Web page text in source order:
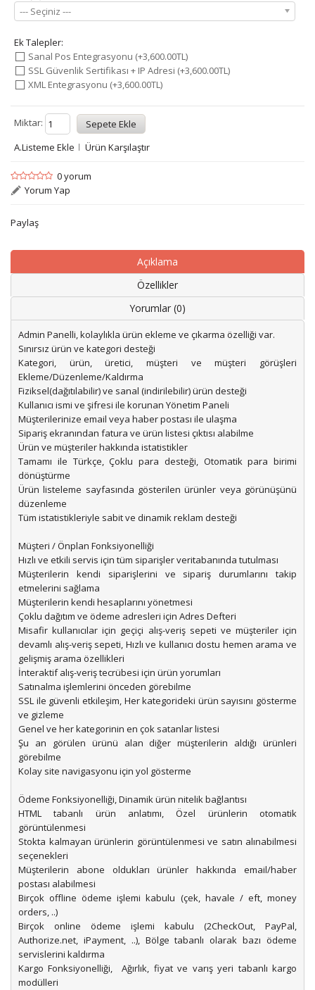
--- Seçiniz ---
Ek Talepler:
Sanal Pos Entegrasyonu (+3,600.00TL)
SSL Güvenlik Sertifikası + IP Adresi (+3,600.00TL)
XML Entegrasyonu (+3,600.00TL)
Miktar:
A.Listeme Ekle
Ürün Karşılaştır
0 yorum
Yorum Yap
Paylaş
Açıklama
Özellikler
Yorumlar (0)
Admin Panelli, kolaylıkla ürün ekleme ve çıkarma özelliği var.
Sınırsız ürün ve kategori desteği
Kategori, ürün, üretici, müşteri ve müşteri görüşleri
Ekleme/Düzenleme/Kaldırma
Fiziksel(dağıtılabilir) ve sanal (indirilebilir) ürün desteği
Kullanıcı ismi ve şifresi ile korunan Yönetim Paneli
Müşterilerinize email veya haber postası ile ulaşma
Sipariş ekranından fatura ve ürün listesi çıktısı alabilme
Ürün ve müşteriler hakkında istatistikler
Tamamı ile Türkçe, Çoklu para desteği, Otomatik para birimi
dönüştürme
Ürün listeleme sayfasında gösterilen ürünler veya görünüşünü
düzenleme
Tüm istatistikleriyle sabit ve dinamik reklam desteği
Müşteri / Önplan Fonksiyonelliği
Hızlı ve etkili servis için tüm siparişler veritabanında tutulması
Müşterilerin kendi siparişlerini ve sipariş durumlarını takip
etmelerini sağlama
Müşterilerin kendi hesaplarını yönetmesi
Çoklu dağıtım ve ödeme adresleri için Adres Defteri
Misafir kullanıcılar için geçiçi alış-veriş sepeti ve müşteriler için
devamlı alış-veriş sepeti, Hızlı ve kullanıcı dostu hemen arama ve
gelişmiş arama özellikleri
İnteraktif alış-veriş tecrübesi için ürün yorumları
Satınalma işlemlerini önceden görebilme
SSL ile güvenli etkileşim, Her kategorideki ürün sayısını gösterme
ve gizleme
Genel ve her kategorinin en çok satanlar listesi
Şu an görülen ürünü alan diğer müşterilerin aldığı ürünleri
görebilme
Kolay site navigasyonu için yol gösterme
Ödeme Fonksiyonelliği, Dinamik ürün nitelik bağlantısı
HTML tabanlı ürün anlatımı, Özel ürünlerin otomatik
görüntülenmesi
Stokta kalmayan ürünlerin görüntülenmesi ve satın alınabilmesi
seçenekleri
Müşterilerin abone oldukları ürünler hakkında email/haber
postası alabilmesi
Birçok offline ödeme işlemi kabulu (çek, havale / eft, money
orders, ..)
Birçok online ödeme işlemi kabulu (2CheckOut, PayPal,
Authorize.net, iPayment, ..), Bölge tabanlı olarak bazı ödeme
servislerini kaldırma
Kargo Fonksiyonelliği, Ağırlık, fiyat ve varış yeri tabanlı kargo
modülleri